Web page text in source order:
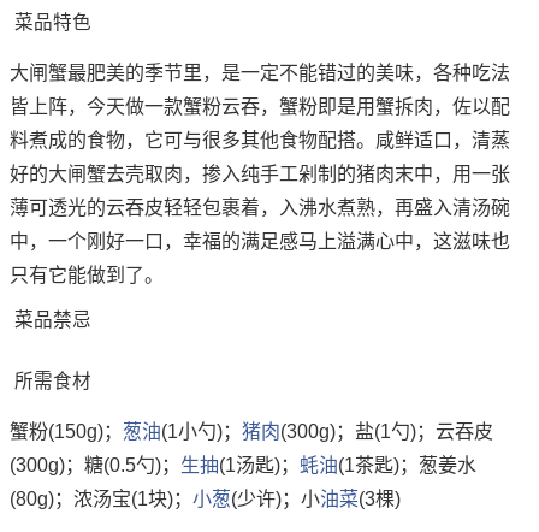
菜品特色
大闸蟹最肥美的季节里，是一定不能错过的美味，各种吃法
皆上阵，今天做一款蟹粉云吞，蟹粉即是用蟹拆肉，佐以配
料煮成的食物，它可与很多其他食物配搭。咸鲜适口，清蒸
好的大闸蟹去壳取肉，掺入纯手工剁制的猪肉末中，用一张
薄可透光的云吞皮轻轻包裹着，入沸水煮熟，再盛入清汤碗
中，一个刚好一口，幸福的满足感马上溢满心中，这滋味也
只有它能做到了。
菜品禁忌
所需食材
蟹粉(150g)； 葱油(1小勺)； 猪肉(300g)；盐(1勺)；云吞皮
(300g)；糖(0.5勺)； 生抽(1汤匙)； 蚝油(1茶匙)；葱姜水
(80g)；浓汤宝(1块)； 小葱(少许)；小油菜(3棵)